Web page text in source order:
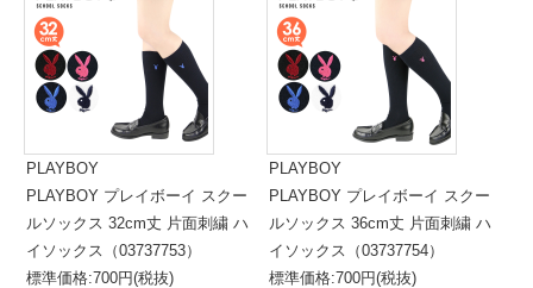
PLAYBOY
PLAYBOY プレイボーイ スクー
ルソックス 32cm丈 片面刺繍 ハ
イソックス（03737753）
標準価格:700円(税抜)
PLAYBOY
PLAYBOY プレイボーイ スクー
ルソックス 36cm丈 片面刺繍 ハ
イソックス（03737754）
標準価格:700円(税抜)